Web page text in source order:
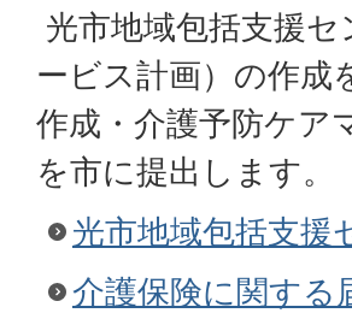
光市地域包括支援
ービス計画）の作成
作成・介護予防ケア
を市に提出します。
光市地域包括支援
介護保険に関する